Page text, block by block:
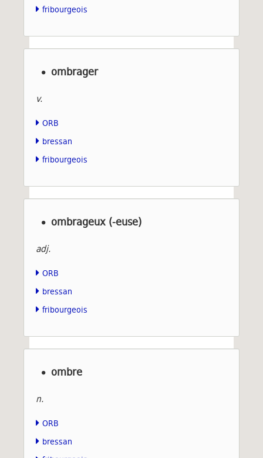
fribourgeois
ombrager
v.
ORB
bressan
fribourgeois
ombrageux (-euse)
adj.
ORB
bressan
fribourgeois
ombre
n.
ORB
bressan